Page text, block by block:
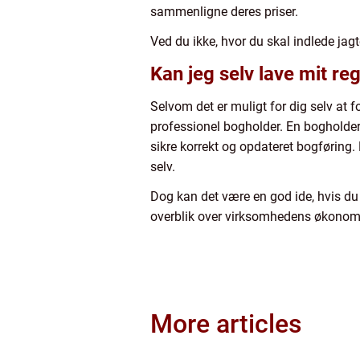
sammenligne deres priser.
Ved du ikke, hvor du skal indlede
Kan jeg selv lave mit
Selvom det er muligt for dig selv at
professionel bogholder. En
sikre korrekt og opdateret
selv.
Dog kan det være en god ide, hvis
overblik over virksomhedens
More articles